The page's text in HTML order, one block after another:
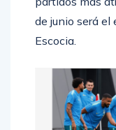
de junio será
Escocia.